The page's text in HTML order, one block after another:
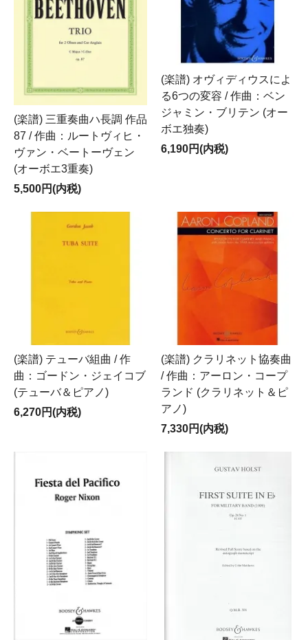
(楽譜) 三重奏曲ハ長調 作品
87 / 作曲：ルートヴィヒ・
ヴァン・ベートーヴェン
(オーボエ3重奏)
5,500円(内税)
(楽譜) オヴィディウスによ
る6つの変容 / 作曲：ベン
ジャミン・ブリテン (オー
ボエ独奏)
6,190円(内税)
(楽譜) テューバ組曲 / 作
曲：ゴードン・ジェイコブ
(テューバ＆ピアノ)
6,270円(内税)
(楽譜) クラリネット協奏曲
/ 作曲：アーロン・コープ
ランド (クラリネット＆ピ
アノ)
7,330円(内税)